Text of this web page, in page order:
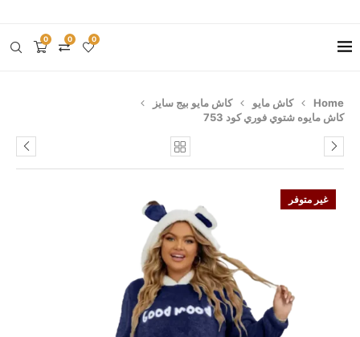
0 0 0
Home كاش مايو
كاش مايو بيج سايز
كاش مايوه شتوي فوري كود 753
غير متوفر